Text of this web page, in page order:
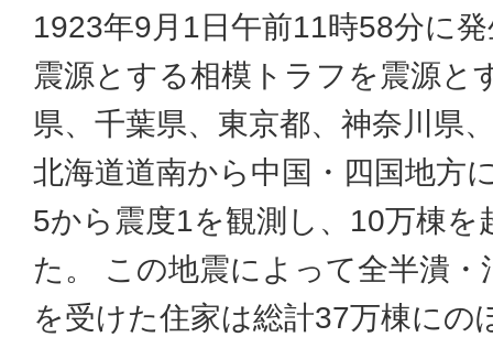
1923年9月1日午前11時58分に
震源とする相模トラフを震源と
県、千葉県、東京都、神奈川県
北海道道南から中国・四国地方
5から震度1を観測し、10万棟
た。 この地震によって全半潰・
を受けた住家は総計37万棟にの